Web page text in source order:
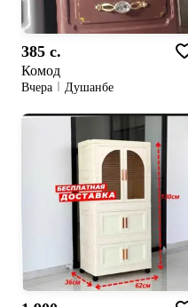
385 c.
Комод
Вчера Душанбе